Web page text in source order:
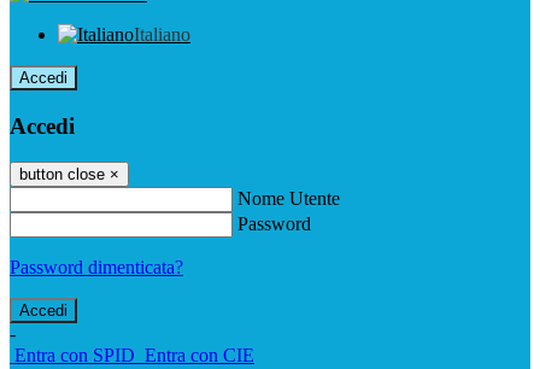
Italiano
Accedi
Accedi
button close ×
Nome Utente
Password
Password dimenticata?
-
Entra con SPID Entra con CIE